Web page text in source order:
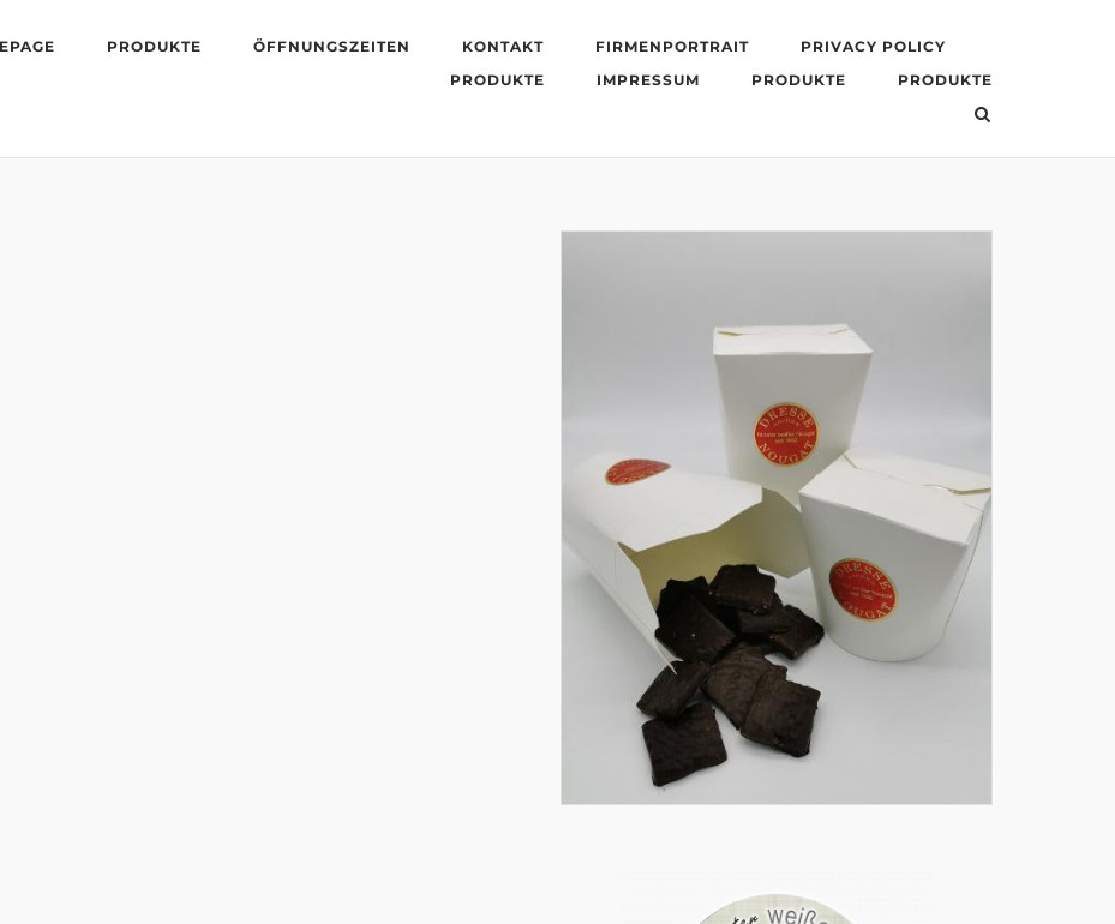
PRODUKTE ÖFFNUNGSZEITEN KONTAKT FIRMENPORTRAIT
PRIVACY POLICY
PRODUKTE
IMPRESSUM PRODUKTE PRODUKTE